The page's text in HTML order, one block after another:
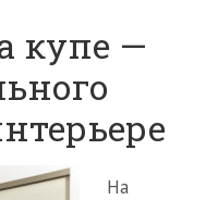
купе —
На